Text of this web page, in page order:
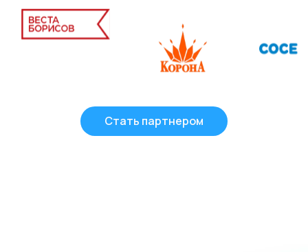
Стать партнером